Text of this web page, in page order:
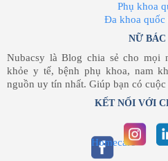
Phụ khoa
Đa khoa quốc
NỮ BÁC
Nubacsy là Blog chia sẻ cho mọi
khỏe y tế, bệnh phụ khoa, nam
nguồn uy tín nhất. Giúp bạn có
KẾT NỐI VỚI
Homecare